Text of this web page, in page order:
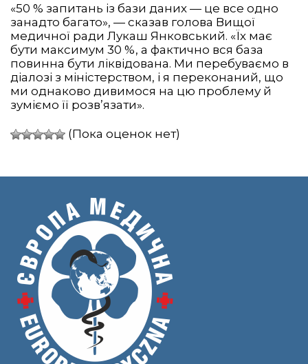
«50 % запитань із бази даних — це все одно
занадто багато», — сказав голова Вищої
медичної ради Лукаш Янковський. «Їх має
бути максимум 30 %, а фактично вся база
повинна бути ліквідована. Ми перебуваємо в
діалозі з міністерством, і я переконаний, що
ми однаково дивимося на цю проблему й
зуміємо її розв’язати».
(Пока оценок нет)